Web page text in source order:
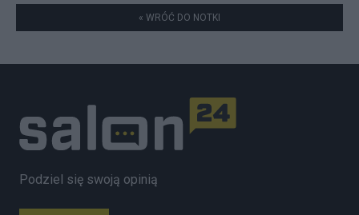
« WRÓĆ DO NOTKI
Podziel się swoją opinią